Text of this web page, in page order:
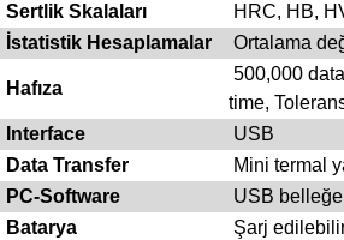
Sertlik Skalaları
HRC, HB,
İstatistik Hesaplamalar
Ortalama
Hafıza
500,000
time,
Interface
USB
Data Transfer
Mini termal
PC-Software
USB
Batarya
Şarj